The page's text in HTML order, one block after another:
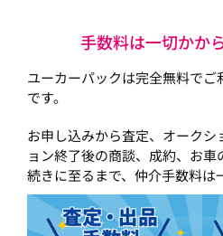
手数料は一切かか
ユーカーパックは完全無料でご
です。
お申し込みから査定、オーク
ョン終了後の商談、成約、お
続きに至るまで、仲介手数料は